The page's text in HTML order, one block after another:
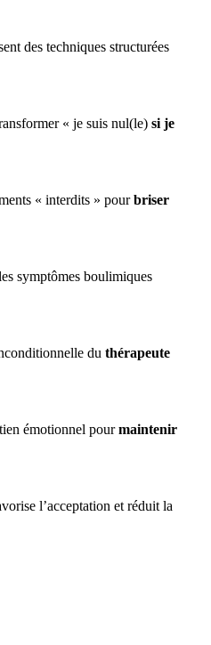
des techniques structurées
« je suis nul(le)si je
« interdits » pourbriser
symptômes boulimiques
duthérapeute
émotionnel pourmaintenir
l’acceptation et réduit la